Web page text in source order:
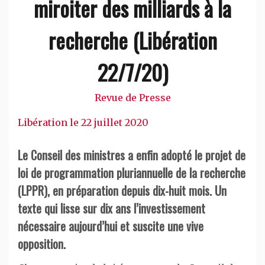
miroiter des milliards à la
recherche (Libération
22/7/20)
Revue de Presse
Libération le 22 juillet 2020
Le Conseil des ministres a enfin adopté le projet de
loi de programmation pluriannuelle de la recherche
(LPPR), en préparation depuis dix-huit mois. Un
texte qui lisse sur dix ans l’investissement
nécessaire aujourd’hui et suscite une vive
opposition.